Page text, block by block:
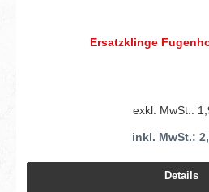
Ersatzklinge
exkl. MwSt.:
inkl. MwSt.:
Details